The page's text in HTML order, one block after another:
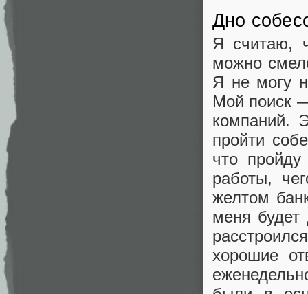
Дно
Я считаю,
можно
Я не могу
Мой поиск
компаний.
пройти
что
работы,
желтом
меня будет
хорошие